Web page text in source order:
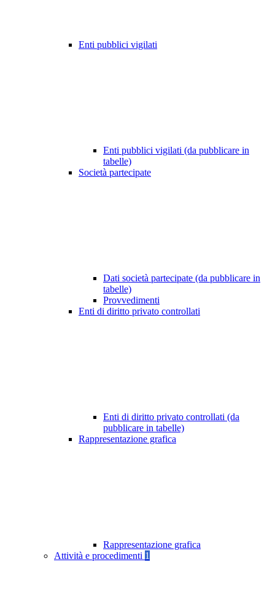
Enti pubblici vigilati
Enti pubblici vigilati (da pubblicare in
tabelle)
Società partecipate
Dati società partecipate (da pubblicare in
tabelle)
Provvedimenti
Enti di diritto privato controllati
Enti di diritto privato controllati (da
pubblicare in tabelle)
Rappresentazione grafica
Rappresentazione grafica
Attività e procedimenti 1